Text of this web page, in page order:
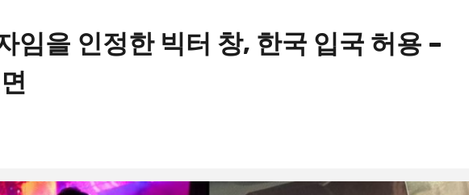
임을 인정한 빅터 창, 한국 입국 허용 –